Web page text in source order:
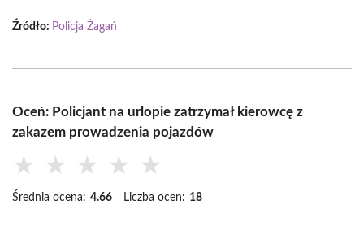
Źródło: Policja Żagań
Oceń: Policjant na urlopie zatrzymał kierowcę z
zakazem prowadzenia pojazdów
★ ★ ★ ★ ★
Średnia ocena: 4.66 Liczba ocen: 18